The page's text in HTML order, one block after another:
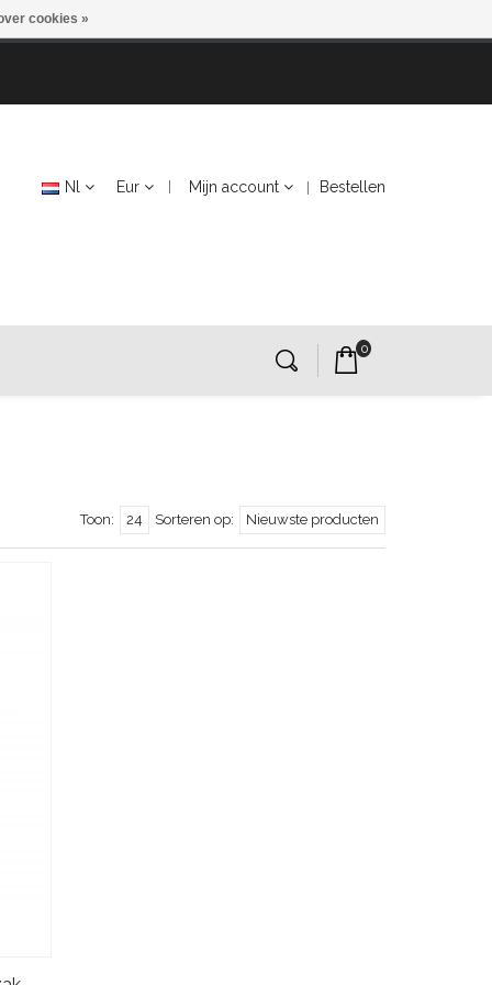
Nl Eur Mijn account Bestellen
0
Sorteren op: Nieuwste producten
Toon: 24
cookies »